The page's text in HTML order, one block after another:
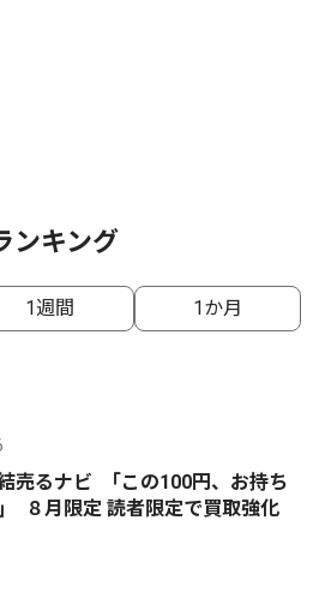
ンキング
1週間 1か月
売るナビ ｢この100円、お持ち
８月限定 読者限定で買取強化